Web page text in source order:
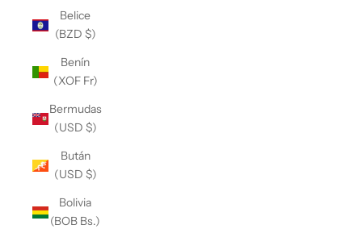
Belice
(BZD $)
Benín
(XOF Fr)
Bermudas
(USD $)
Bután
(USD $)
Bolivia
(BOB Bs.)